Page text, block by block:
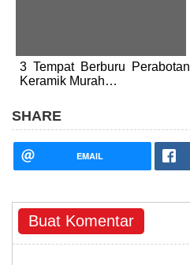
3 Tempat Berburu Perabotan
Keramik Murah…
SHARE
EMAIL
Buat Komentar